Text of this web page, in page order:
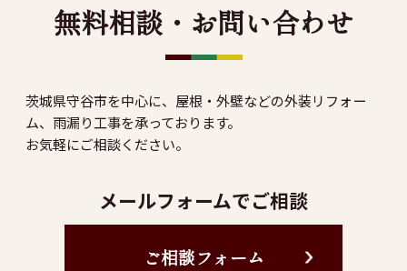
無料相談・お問い合わせ
茨城県守谷市を中心に、屋根・外壁などの外装リフォー
ム、雨漏り工事を承っております。
お気軽にご相談ください。
メールフォームでご相談
ご相談フォーム